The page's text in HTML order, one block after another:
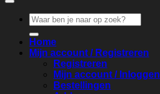
Zoeken
naar:
Home
Mijn account / Registreren
Registreren
Mijn account / Inloggen
Bestellingen